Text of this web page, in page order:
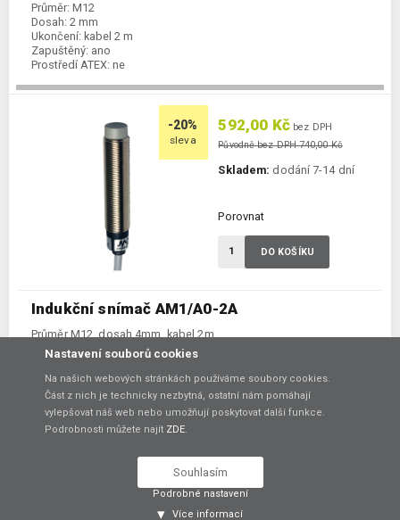
Průměr: M12
Dosah: 2 mm
Ukončení: kabel 2 m
Zapuštěný: ano
Prostředí ATEX: ne
-20%
sleva
Indukční snímač AM1/A0-2A
Průměr M12, dosah 4mm, kabel 2m
Průměr: M12
Dosah:
4 mm
Ukončení: kabel 2 m
Prostředí ATEX: ne
Spínání: NO / PNP / NPN
592,00 Kč bez DPH
Původně bez DPH 740,00 Kč
Skladem: dodání 7-14 dní
Porovnat
DO KOŠÍKU
-20%
sleva
768,00 Kč
Původně bez DPH 960,00 Kč
Nastavení souborů cookies
Na našich webových stránkách používáme soubory cookies.
Část z nich je technicky nezbytná, ostatní nám pomáhají
vylepšovat náš web nebo umožňují poskytovat další funkce.
Podrobnosti můžete najít ZDE.
Souhlasím
Podrobné nastavení
Více informací